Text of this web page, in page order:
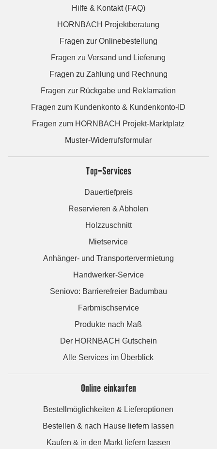
Hilfe & Kontakt (FAQ)
HORNBACH Projektberatung
Fragen zur Onlinebestellung
Fragen zu Versand und Lieferung
Fragen zu Zahlung und Rechnung
Fragen zur Rückgabe und Reklamation
Fragen zum Kundenkonto & Kundenkonto-ID
Fragen zum HORNBACH Projekt-Marktplatz
Muster-Widerrufsformular
Top-Services
Dauertiefpreis
Reservieren & Abholen
Holzzuschnitt
Mietservice
Anhänger- und Transportervermietung
Handwerker-Service
Seniovo: Barrierefreier Badumbau
Farbmischservice
Produkte nach Maß
Der HORNBACH Gutschein
Alle Services im Überblick
Online einkaufen
Bestellmöglichkeiten & Lieferoptionen
Bestellen & nach Hause liefern lassen
Kaufen & in den Markt liefern lassen